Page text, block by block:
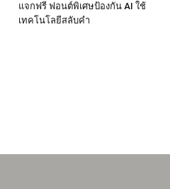
แจกฟรี ฟอนต์พิเศษป้องกัน AI ใช้
เทคโนโลยีสลับคำ